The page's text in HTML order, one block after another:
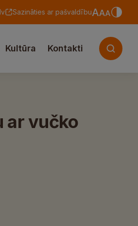
Sazināties ar pašvaldību
Kultūra Kontakti
ar vučko